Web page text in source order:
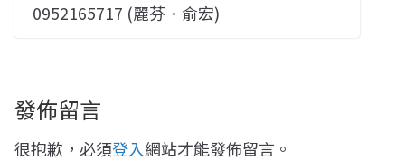
0952165717 (麗芬．俞宏)
發佈留言
很抱歉，必須登入網站才能發佈留言。